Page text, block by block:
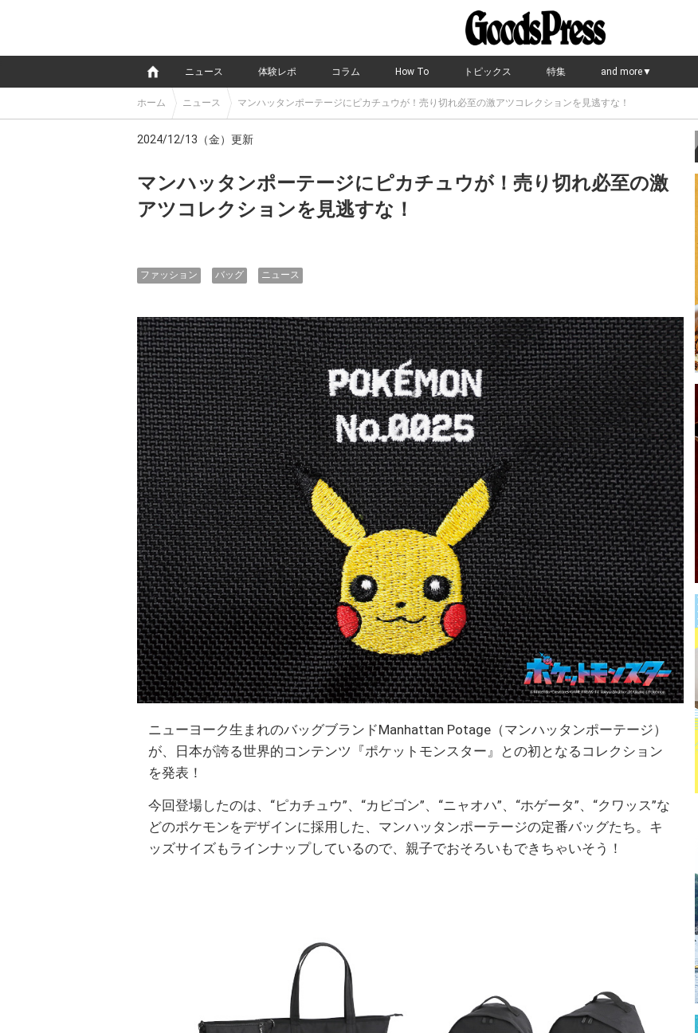
ニュース 体験レポ コラム How To トピックス 特集 and more▼
ホーム ニュース マンハッタンポーテージにピカチュウが！売り切れ必至の激アツコレクションを見逃すな！
2024/12/13（金）更新
マンハッタンポーテージにピカチュウが！売り切れ必至の激
アツコレクションを見逃すな！
ファッション バッグ ニュース
ニューヨーク生まれのバッグブランドManhattan Potage（マンハッタンポーテージ）
が、日本が誇る世界的コンテンツ『ポケットモンスター』との初となるコレクション
を発表！
今回登場したのは、“ピカチュウ”、“カビゴン”、“ニャオハ”、“ホゲータ”、“クワッス”な
どのポケモンをデザインに採用した、マンハッタンポーテージの定番バッグたち。キ
ッズサイズもラインナップしているので、親子でおそろいもできちゃいそう！